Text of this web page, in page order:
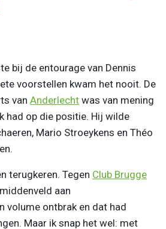
bij de entourage van Dennis
voorstellen kwam het nooit. De
van Anderlecht was van mening
had op die positie. Hij wilde
Mario Stroeykens en Théo
terugkeren. Tegen Club Brugge
aan
volume ontbrak en dat had
Maar ik snap het wel: met